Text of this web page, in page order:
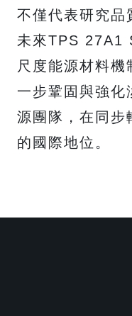
不僅代表研究品
未來TPS 27A1
尺度能源材料機
一步鞏固與強化
源團隊，在同步
的國際地位。